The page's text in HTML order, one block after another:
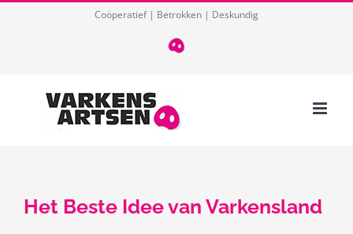
Coöperatief | Betrokken | Deskundig
T
085
Het Beste Idee van Varkensland